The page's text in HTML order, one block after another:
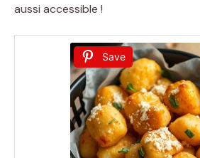
aussi accessible !
Save